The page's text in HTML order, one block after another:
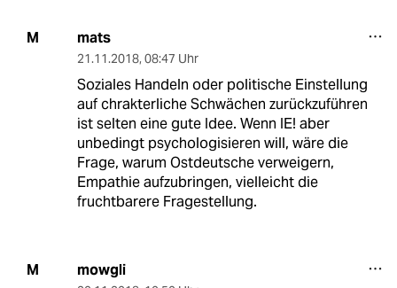
M mats
21.11.2018, 08:47 Uhr
Soziales Handeln oder politische Einstellung
auf chrakterliche Schwächen zurückzuführen
ist selten eine gute Idee. Wenn IE! aber
unbedingt psychologisieren will, wäre die
Frage, warum Ostdeutsche verweigern,
Empathie aufzubringen, vielleicht die
fruchtbarere Fragestellung.
M mowgli